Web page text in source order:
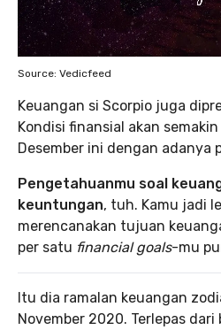
Source: Vedicfeed
Keuangan si Scorpio juga
Kondisi finansial akan
Desember ini dengan adanya
Pengetahuanmu soal
keuntungan, tuh. Kamu jadi
merencanakan tujuan
per satu financial goals-mu
Itu dia ramalan keuangan
November 2020. Terlepas